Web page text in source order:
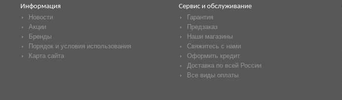
Информация
Новости
Акции
Бренды
Порядок и условия использования
Карта сайта
Сервис и обслуживание
Гарантия
Предзаказ
Наши магазины
Свяжитесь с нами
Оформить кредит
Доставка по всей России
Все виды оплаты